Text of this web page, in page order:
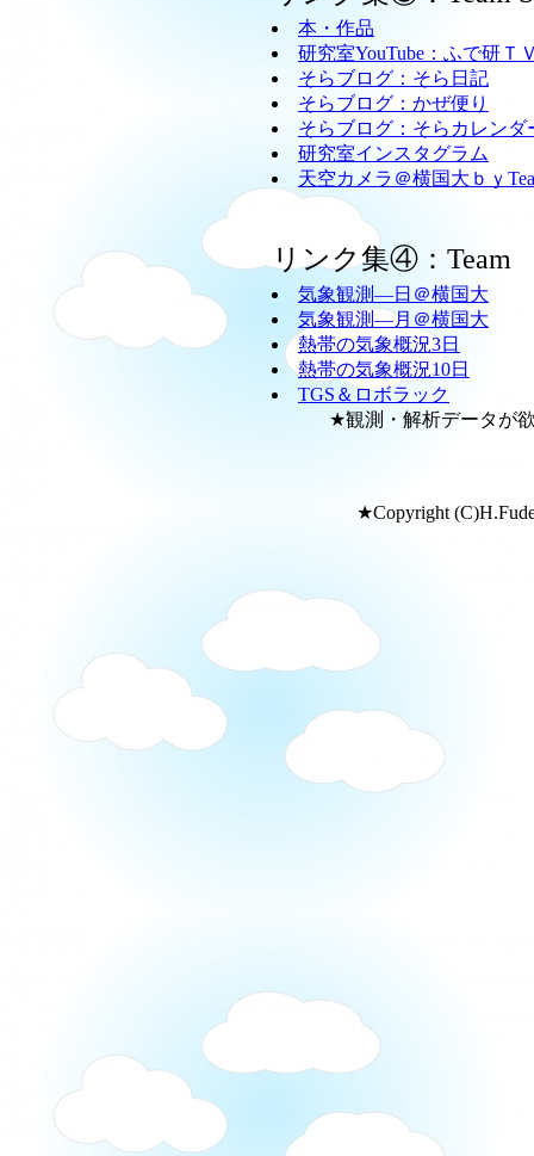
本・作品
研究室YouTube：ふで研Ｔ
そらブログ：そら日記
そらブログ：かぜ便り
そらブログ：そらカレンダ
研究室インスタグラム
天空カメラ＠横国大ｂｙ
リンク集④：
気象観測―日＠横国大
気象観測―月＠横国大
熱帯の気象概況3日
熱帯の気象概況10日
TGS＆ロボラック
★観測・解析データが欲し
★Copyright